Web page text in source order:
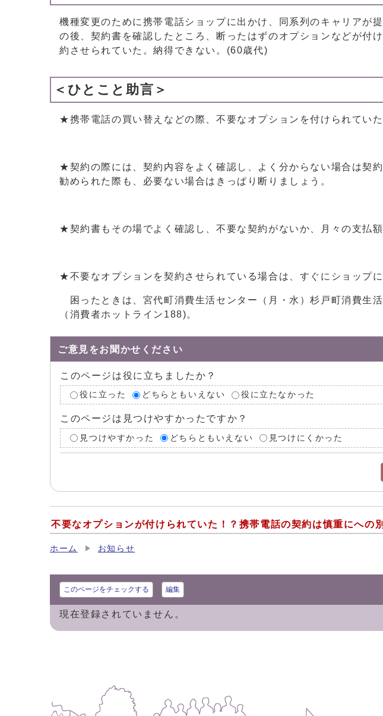
機種変更のために携帯電話ショップに出かけ、同系列のキャリアが
の後、契約書を確認したところ、断ったはずのオプションなどが付
約させられていた。納得できない。(60歳代)
＜ひとこと助言＞
★携帯電話の買い替えなどの際、不要なオプションを付けられてい
★契約の際には、契約内容をよく確認し、よく分からない場合は契
勧められた際も、必要ない場合はきっぱり断りましょう。
★契約書もその場でよく確認し、不要な契約がないか、月々の支払
★不要なオプションを契約させられている場合は、すぐにショップに
困ったときは、宮代町消費生活センター（月・水）杉戸町消費生
（消費者ホットライン188)。
ご意見をお聞かせください
このページは役に立ちましたか？
役に立った どちらともいえない 役に立たなかった
このページは見つけやすかったですか？
見つけやすかった どちらともいえない 見つけにくかった
不要なオプションが付けられていた！？携帯電話の契約は慎重にへの
ホーム お知らせ
このページをチェックする 編集
現在登録されていません。